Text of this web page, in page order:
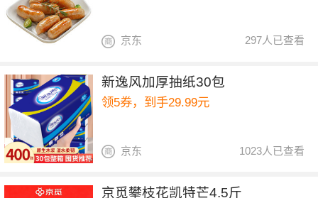
297人已查看
京东
新逸风加厚抽纸30包
领5券，到手29.99元
1023人已查看
京东
京觅攀枝花凯特芒4.5斤